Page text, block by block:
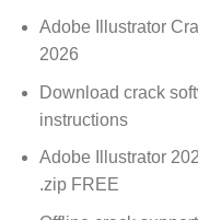
Adobe Illustrator
2026
Download crack
instructions
Adobe Illustrator
.zip FREE